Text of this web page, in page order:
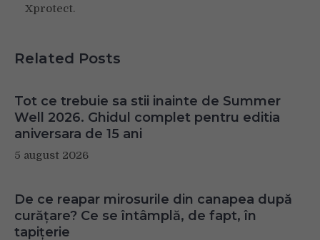
Xprotect.
Related Posts
Tot ce trebuie sa stii inainte de Summer
Well 2026. Ghidul complet pentru editia
aniversara de 15 ani
5 august 2026
De ce reapar mirosurile din canapea după
curățare? Ce se întâmplă, de fapt, în
tapițerie